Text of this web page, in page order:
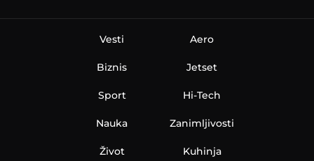
Vesti
Biznis
Sport
Nauka
Aero
Jetset
Hi-Tech
Zanimljivosti
Život Kuhinja